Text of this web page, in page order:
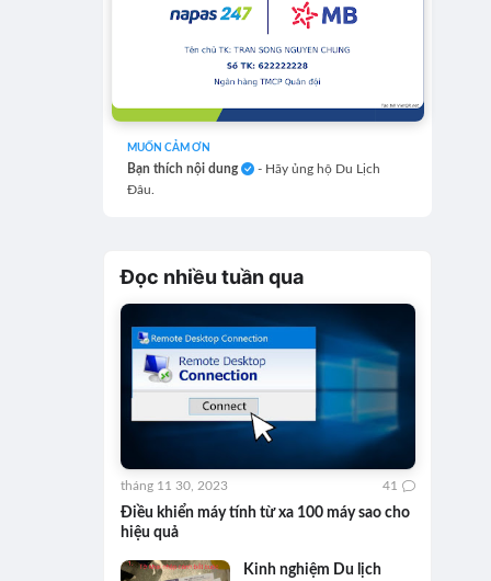
MUỐN CẢM ƠN
Bạn thích nội dung
- Hãy ủng hộ Du Lịch
Đâu.
Đọc nhiều tuần qua
Điều khiển máy tính từ xa 100 máy sao cho
hiệu quả
tháng 11 30, 2023 41
Kinh nghiệm Du lịch